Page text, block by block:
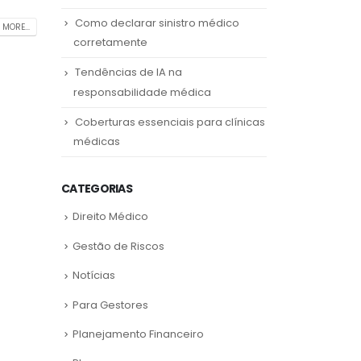
Como declarar sinistro médico
corretamente
Tendências de IA na
responsabilidade médica
Coberturas essenciais para clínicas
médicas
CATEGORIAS
Direito Médico
Gestão de Riscos
Notícias
Para Gestores
Planejamento Financeiro